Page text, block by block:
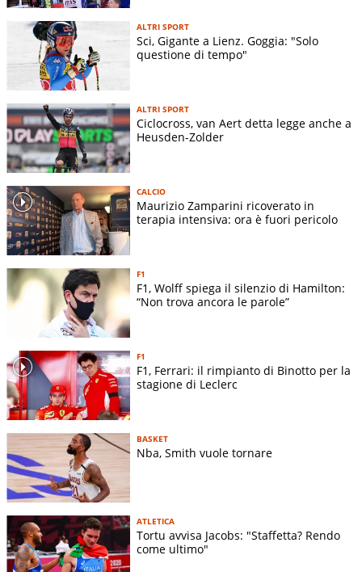
ALTRI SPORT
Sci, Gigante a Lienz. Goggia: "Solo
questione di tempo"
ALTRI SPORT
Ciclocross, van Aert detta legge anche a
Heusden-Zolder
CALCIO
Maurizio Zamparini ricoverato in
terapia intensiva: ora è fuori pericolo
F1
F1, Wolff spiega il silenzio di Hamilton:
“Non trova ancora le parole”
F1
F1, Ferrari: il rimpianto di Binotto per la
stagione di Leclerc
BASKET
Nba, Smith vuole tornare
ATLETICA
Tortu avvisa Jacobs: "Staffetta? Rendo
come ultimo"